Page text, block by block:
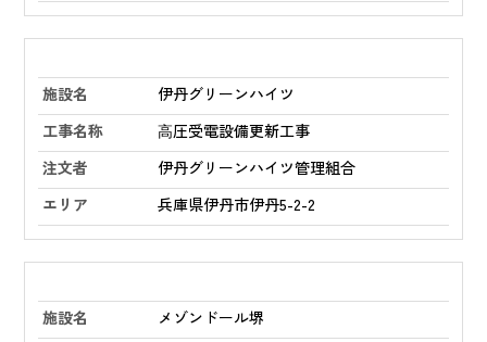
伊丹グリーンハイツ
⾼圧受電設備更新工事
伊丹グリーンハイツ管理組合
兵庫県伊丹市伊丹5-2-2
メゾンドール堺